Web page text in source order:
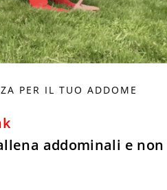
PER IL TUO ADDOME
addominali e non